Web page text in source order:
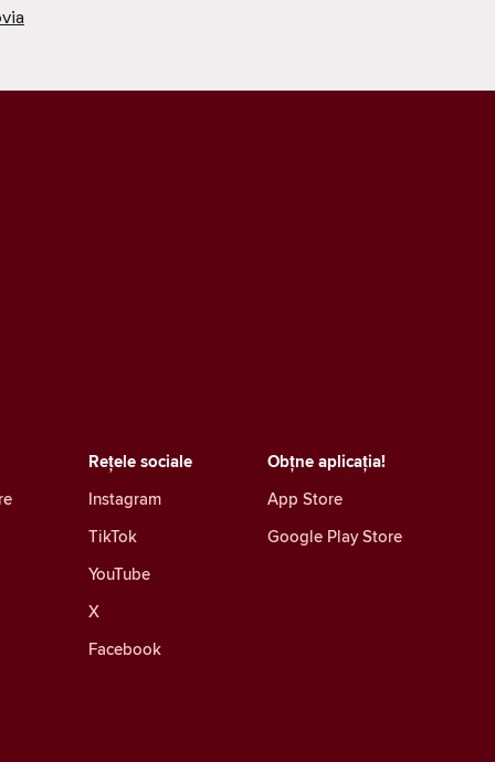
Rețele sociale
Instagram
TikTok
YouTube
X
Facebook
Obțne aplicația!
App Store
Google Play Store